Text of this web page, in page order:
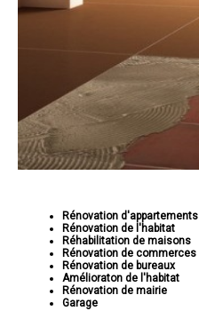
Rénovation d'appartements
Rénovation de l'habitat
Réhabilitation de maisons
Rénovation de commerces
Rénovation de bureaux
Amélioraton de l'habitat
Rénovation de mairie
Garage